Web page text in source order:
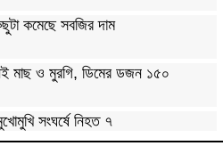
কমেছে সবজির দাম
মাছ ও মুরগি, ডিমের ডজন ১৫০
সংঘর্ষে নিহত ৭